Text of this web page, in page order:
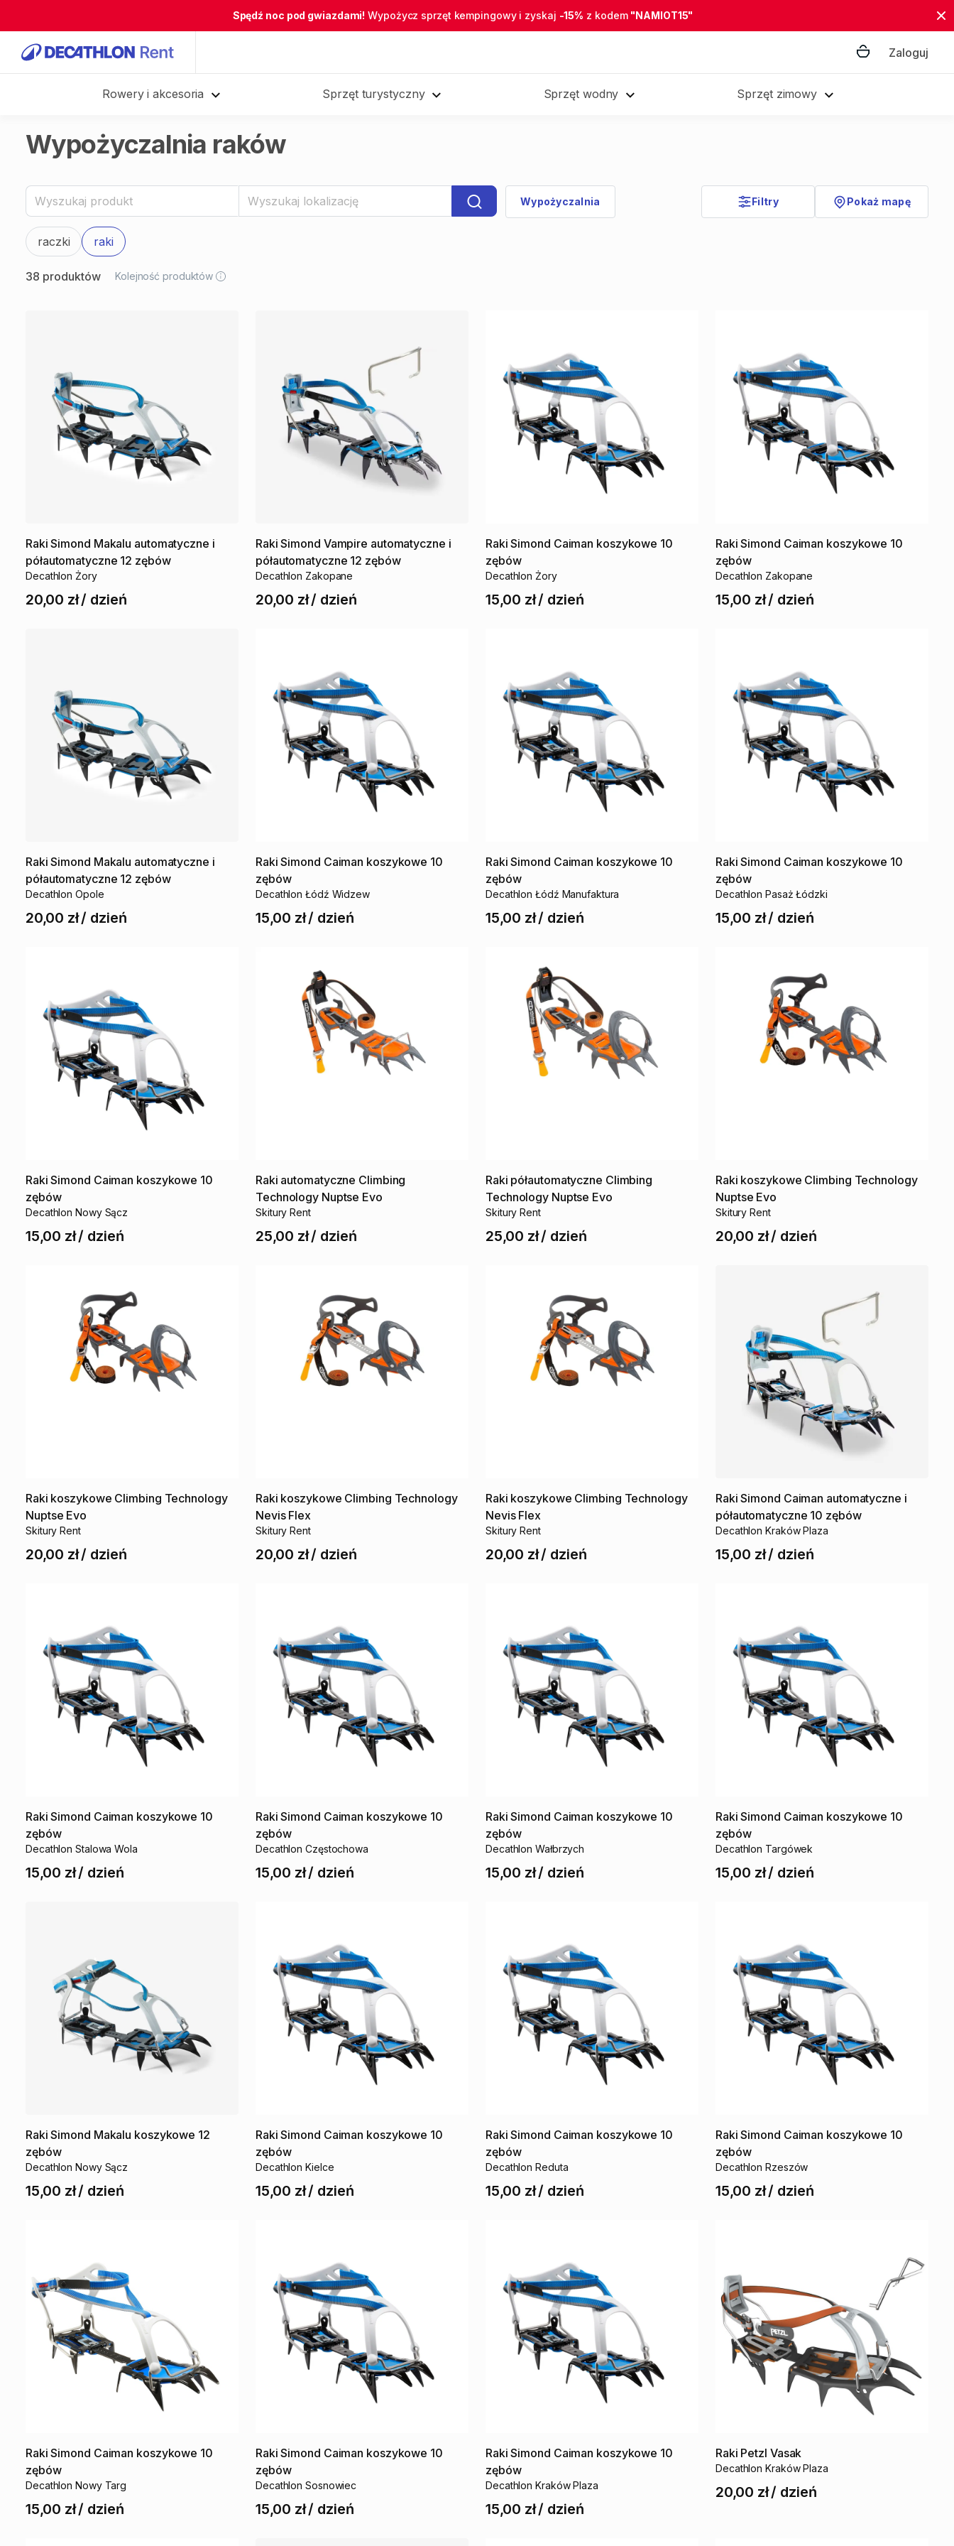
Spędź noc pod gwiazdami! Wypożycz sprzęt kempingowy i zyskaj -15% z kodem "NAMIOT15"
Zaloguj
Rowery i akcesoria Sprzęt turystyczny Sprzęt wodny Sprzęt zimowy
Wypożyczalnia raków
Wypożyczalnia Filtry Pokaż mapę
raczki raki
38 produktów Kolejność produktów
Raki Simond Makalu automatyczne i
półautomatyczne 12 zębów
Decathlon Żory
20,00 zł/ dzień
Raki Simond Vampire automatyczne i
półautomatyczne 12 zębów
Decathlon Zakopane
20,00 zł/ dzień
Raki Simond Caiman koszykowe 10
zębów
Decathlon Żory
15,00 zł/ dzień
Raki Simond Caiman koszykowe 10
zębów
Decathlon Zakopane
15,00 zł/ dzień
Raki Simond Makalu automatyczne i
półautomatyczne 12 zębów
Decathlon Opole
20,00 zł/ dzień
Raki Simond Caiman koszykowe 10
zębów
Decathlon Łódź Widzew
15,00 zł/ dzień
Raki Simond Caiman koszykowe 10
zębów
Decathlon Łódź Manufaktura
15,00 zł/ dzień
Raki Simond Caiman koszykowe 10
zębów
Decathlon Pasaż Łódzki
15,00 zł/ dzień
Raki Simond Caiman koszykowe 10
zębów
Decathlon Nowy Sącz
15,00 zł/ dzień
Raki automatyczne Climbing
Technology Nuptse Evo
Skitury Rent
25,00 zł/ dzień
Raki półautomatyczne Climbing
Technology Nuptse Evo
Skitury Rent
25,00 zł/ dzień
Raki koszykowe Climbing Technology
Nuptse Evo
Skitury Rent
20,00 zł/ dzień
Raki koszykowe Climbing Technology
Nuptse Evo
Skitury Rent
20,00 zł/ dzień
Raki koszykowe Climbing Technology
Nevis Flex
Skitury Rent
20,00 zł/ dzień
Raki koszykowe Climbing Technology
Nevis Flex
Skitury Rent
20,00 zł/ dzień
Raki Simond Caiman automatyczne i
półautomatyczne 10 zębów
Decathlon Kraków Plaza
15,00 zł/ dzień
Raki Simond Caiman koszykowe 10
zębów
Decathlon Stalowa Wola
15,00 zł/ dzień
Raki Simond Caiman koszykowe 10
zębów
Decathlon Częstochowa
15,00 zł/ dzień
Raki Simond Caiman koszykowe 10
zębów
Decathlon Wałbrzych
15,00 zł/ dzień
Raki Simond Caiman koszykowe 10
zębów
Decathlon Targówek
15,00 zł/ dzień
Raki Simond Makalu koszykowe 12
zębów
Decathlon Nowy Sącz
15,00 zł/ dzień
Raki Simond Caiman koszykowe 10
zębów
Decathlon Kielce
15,00 zł/ dzień
Raki Simond Caiman koszykowe 10
zębów
Decathlon Reduta
15,00 zł/ dzień
Raki Simond Caiman koszykowe 10
zębów
Decathlon Rzeszów
15,00 zł/ dzień
Raki Simond Caiman koszykowe 10
zębów
Decathlon Nowy Targ
15,00 zł/ dzień
Raki Simond Caiman koszykowe 10
zębów
Decathlon Sosnowiec
15,00 zł/ dzień
Raki Simond Caiman koszykowe 10
zębów
Decathlon Kraków Plaza
15,00 zł/ dzień
Raki Petzl Vasak
Decathlon Kraków Plaza
20,00 zł/ dzień